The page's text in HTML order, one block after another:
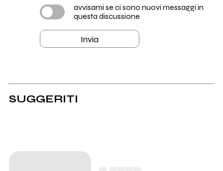
avvisami se ci sono nuovi messaggi in
questa discussione
Invia
SUGGERITI